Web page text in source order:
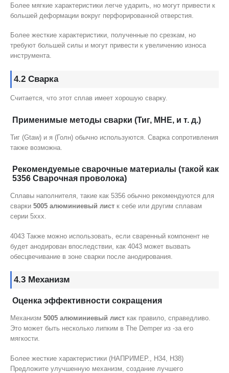
Более мягкие характеристики легче ударить, но могут привести к
большей деформации вокруг перфорированной отверстия.
Более жесткие характеристики, полученные по срезкам, но
требуют большей силы и могут привести к увеличению износа
инструмента.
4.2 Сварка
Считается, что этот сплав имеет хорошую сварку.
Применимые методы сварки (Тиг, МНЕ, и т. д.)
Тиг (Gtaw) и я (Голн) обычно используются. Сварка сопротивления
также возможна.
Рекомендуемые сварочные материалы (такой как
5356 Сварочная проволока)
Сплавы наполнителя, такие как 5356 обычно рекомендуются для
сварки 5005 алюминиевый лист к себе или другим сплавам
серии 5xxx.
4043 Также можно использовать, если сваренный компонент не
будет анодирован впоследствии, как 4043 может вызвать
обесцвечивание в зоне сварки после анодирования.
4.3 Механизм
Оценка эффективности сокращения
Механизм 5005 алюминиевый лист как правило, справедливо.
Это может быть несколько липким в The Demper из -за его
мягкости.
Более жесткие характеристики (НАПРИМЕР., H34, H38)
Предложите улучшенную механизм, создание лучшего